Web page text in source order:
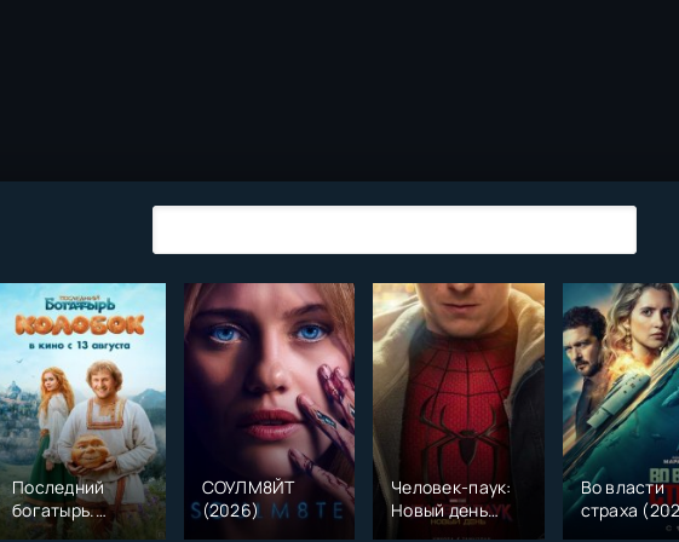
Последний
богатырь.
Колобок (2026)
СОУЛМ8ЙТ
(2026)
Человек-паук:
Новый день
(2026)
Во власти
страха